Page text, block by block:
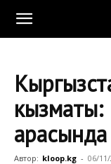
кызматы:
Автор: kloop.kg - 06/